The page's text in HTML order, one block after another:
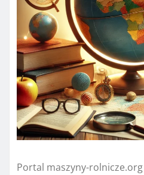
Portal maszyny-